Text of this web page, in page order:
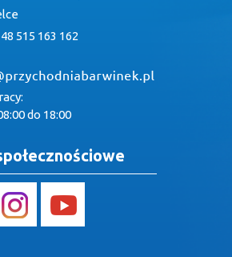
515 163 162
do 18:00